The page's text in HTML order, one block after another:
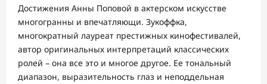
Достижения Анны Поповой в актерском искусстве
многогранны и впечатляющи. Зукоффка,
многократный лауреат престижных кинофестивалей,
автор оригинальных интерпретаций классических
ролей – она все это и многое другое. Ее тональный
диапазон, выразительность глаз и неподдельная